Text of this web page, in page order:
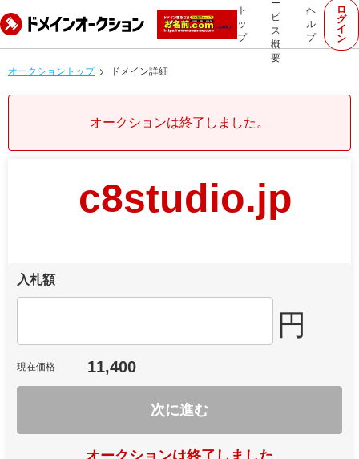
ト
ッ
プ
ー
ビ
ス
概
要
ヘ
ル
プ
ロ
グ
イ
ン
オークショントップ ドメイン詳細
オークションは終了しました。
c8studio.jp
入札額
円
現在価格 11,400
次に進む
オークションは終了しました